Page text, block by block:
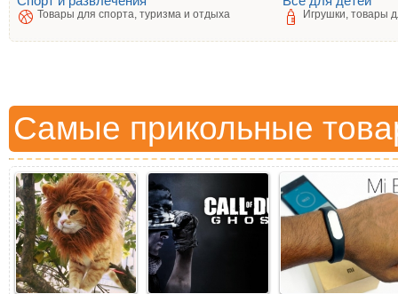
Товары для спорта, туризма и отдыха Игрушки, товары
Самые прикольные